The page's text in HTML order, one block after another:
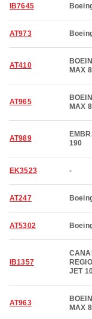
IB7645
AT973
AT410
MAX 8
AT965
MAX 8
AT989
190
EK3523 -
AT247
AT5302
IB1357
JET
AT963
MAX 8